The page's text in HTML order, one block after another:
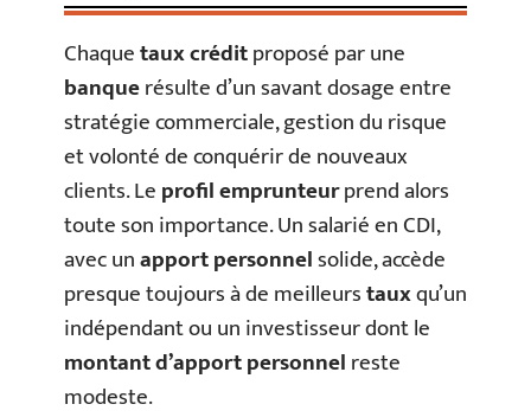
Chaquetaux créditproposé par une
banquerésulte d’un savant dosage entre
stratégie commerciale, gestion du risque
et volonté de conquérir de nouveaux
clients. Leprofil emprunteurprend alors
toute son importance. Un salarié en CDI,
avec unapport personnelsolide, accède
presque toujours à de meilleurstauxqu’un
indépendant ou un investisseur dont le
montant d’apport personnelreste
modeste.